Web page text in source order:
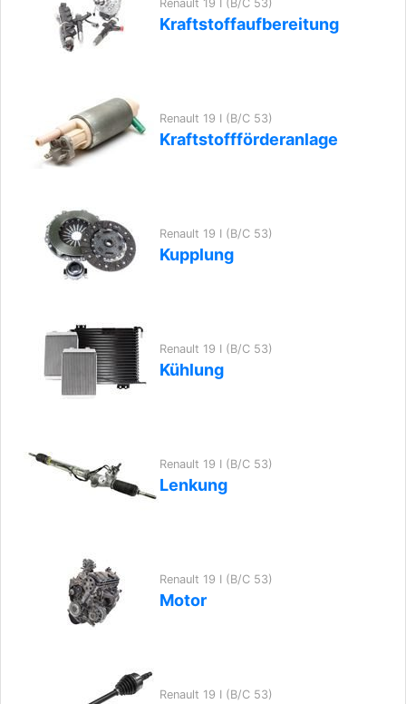
Renault 19 I (B/C 53)
Kraftstoffaufbereitung
Renault 19 I (B/C 53)
Kraftstoffförderanlage
Renault 19 I (B/C 53)
Kupplung
Renault 19 I (B/C 53)
Kühlung
Renault 19 I (B/C 53)
Lenkung
Renault 19 I (B/C 53)
Motor
Renault 19 I (B/C 53)